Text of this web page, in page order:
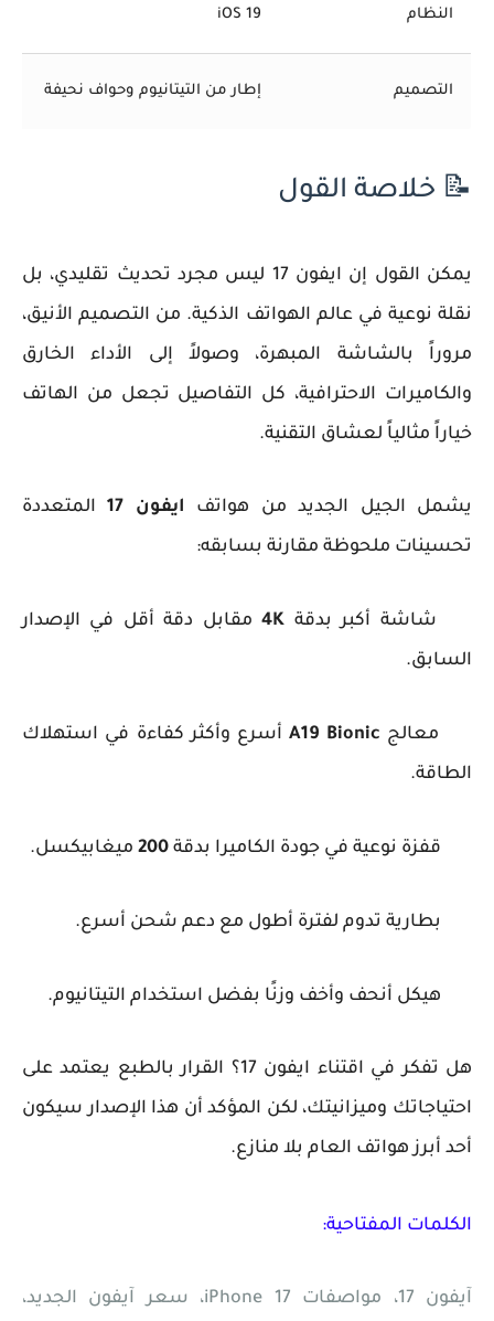
النظام iOS 19
التصميم إطار من التيتانيوم وحواف نحيفة
📝 خلاصة القول
يمكن القول إن ايفون 17
ليس مجرد تحديث تقليدي، بل
نقلة نوعية في عالم الهواتف الذكية. من التصميم الأنيق،
مروراً بالشاشة المبهرة، وصولاً إلى الأداء الخارق
والكاميرات الاحترافية، كل التفاصيل تجعل من الهاتف
خياراً مثالياً لعشاق التقنية.
يشمل الجيل الجديد من هواتف ايفون 17
المتعددة
تحسينات ملحوظة مقارنة بسابقه:
شاشة أكبر بدقة
مقابل دقة أقل في الإصدار
السابق.
معالج A19 Bionicأسرع وأكثر كفاءة في استهلاك
الطاقة.
قفزة نوعية في جودة الكاميرا بدقة 200 ميغابيكسل.
بطارية تدوم لفترة أطول مع دعم شحن أسرع.
هيكل أنحف وأخف وزنًا بفضل استخدام التيتانيوم.
هل تفكر في اقتناء ايفون 17؟
القرار بالطبع يعتمد على
احتياجاتك وميزانيتك، لكن المؤكد أن هذا الإصدار سيكون
أحد أبرز هواتف العام بلا منازع.
الكلمات المفتاحية:
آيفون 17، مواصفات iPhone 17، سعر آيفون الجديد،